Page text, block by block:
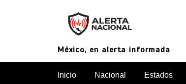
México, en alerta informada
Inicio Nacional Estados